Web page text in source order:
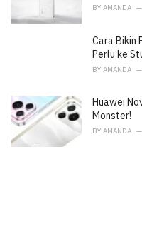
BY AMANDA
Cara Bikin
Perlu ke
BY AMANDA
Huawei
Monster!
BY AMANDA